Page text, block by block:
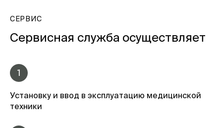
СЕРВИС
Сервисная служба осуществляет
1
Установку и ввод в эксплуатацию медицинской
техники